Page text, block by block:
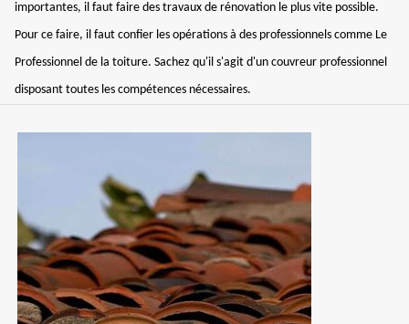
importantes, il faut faire des travaux de rénovation le plus vite possible.
Pour ce faire, il faut confier les opérations à des professionnels comme Le
Professionnel de la toiture. Sachez qu'il s'agit d'un couvreur professionnel
disposant toutes les compétences nécessaires.